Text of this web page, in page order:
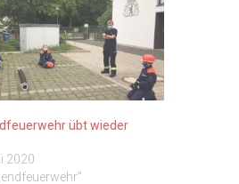
übt wieder
2020